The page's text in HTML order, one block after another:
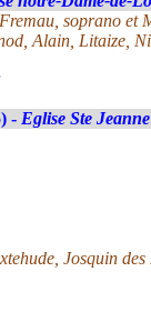
soprano et
Alain, Litaize,
- Eglise Ste
Josquin